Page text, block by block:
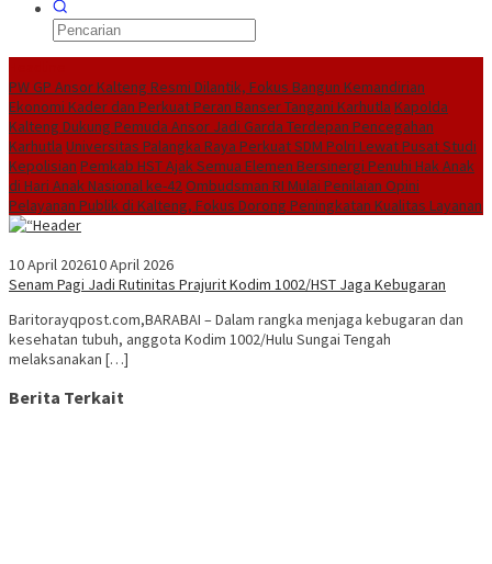
PW GP Ansor Kalteng Resmi Dilantik, Fokus Bangun Kemandirian
Ekonomi Kader dan Perkuat Peran Banser Tangani Karhutla Kapolda
Kalteng Dukung Pemuda Ansor Jadi Garda Terdepan Pencegahan
Karhutla Universitas Palangka Raya Perkuat SDM Polri Lewat Pusat Studi
Kepolisian Pemkab HST Ajak Semua Elemen Bersinergi Penuhi Hak Anak
di Hari Anak Nasional ke-42 Ombudsman RI Mulai Penilaian Opini
Pelayanan Publik di Kalteng, Fokus Dorong Peningkatan Kualitas Layanan
10 April 202610 April 2026
Senam Pagi Jadi Rutinitas Prajurit Kodim 1002/HST Jaga Kebugaran
Baritorayqpost.com,BARABAI – Dalam rangka menjaga kebugaran dan
kesehatan tubuh, anggota Kodim 1002/Hulu Sungai Tengah
melaksanakan […]
Berita Terkait